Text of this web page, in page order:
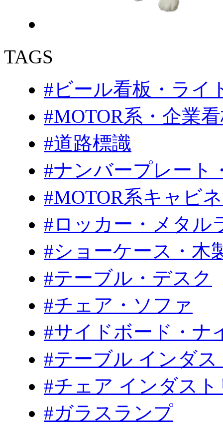
TAGS
#ビール看板・ライ
#MOTOR系・企業
#道路標識
#ナンバープレート
#MOTOR系キャビ
#ロッカー・メタル
#ショーケース・木
#テーブル・デスク
#チェア・ソファ
#サイドボード・ナ
#テーブル インダ
#チェア インダス
#ガラスランプ